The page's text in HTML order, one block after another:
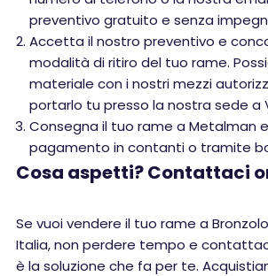
preventivo gratuito e senza
Accetta il nostro preventivo e
modalità di ritiro del tuo rame.
materiale con i nostri mezzi
portarlo tu presso la nostra sede a
Consegna il tuo rame a Metalman
pagamento in contanti o tramite
Cosa aspetti? Contattaci
Se vuoi vendere il tuo rame a
Italia, non perdere tempo e
è la soluzione che fa per te.